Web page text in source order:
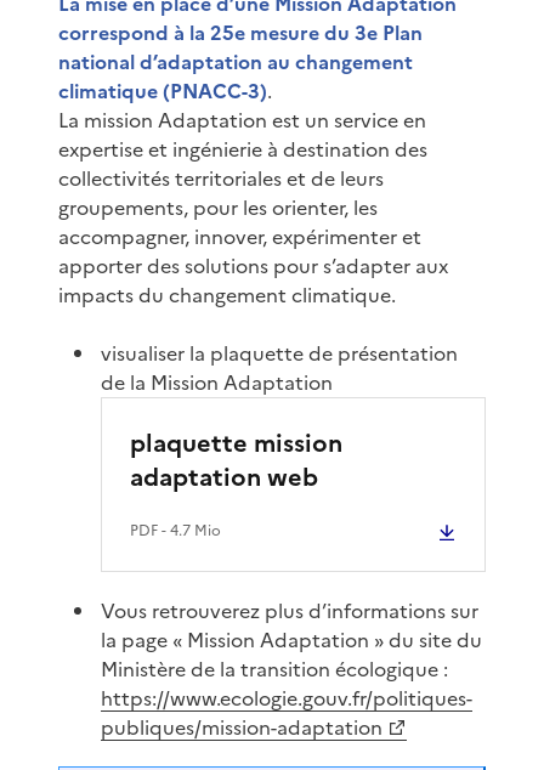
correspond à la 25e mesure du 3e Plan
national d’adaptation au changement
climatique (PNACC-3).
La mission Adaptation est un service en
expertise et ingénierie à destination des
collectivités territoriales et de leurs
groupements, pour les orienter, les
accompagner, innover, expérimenter et
apporter des solutions pour s’adapter aux
impacts du changement climatique.
visualiser la plaquette de présentation
de la Mission Adaptation
plaquette mission
adaptation web
PDF- 4.7 Mio
Vous retrouverez plus d’informations sur
la page « Mission Adaptation » du site du
Ministère de la transition écologique :
https://www.ecologie.gouv.fr/politiques-
publiques/mission-adaptation